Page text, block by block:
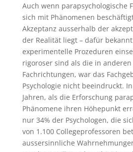
Auch wenn parapsychologische
sich mit Phänomenen
Akzeptanz ausserhalb der
der Realität liegt – dafür
experimentelle Prozeduren
rigoroser sind als die in
Fachrichtungen, war das
Psychologie nicht beeindruckt.
Jahren, als die Erforschung
Phänomene ihren Höhepunkt
nur 34% der Psychologen, die
von 1.100 Collegeprofessoren
aussersinnliche